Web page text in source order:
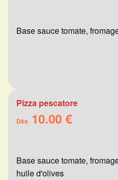
Base sauce tomate,
Pizza pescatore
Dès 10.00 €
Base sauce tomate,
huile d'olives